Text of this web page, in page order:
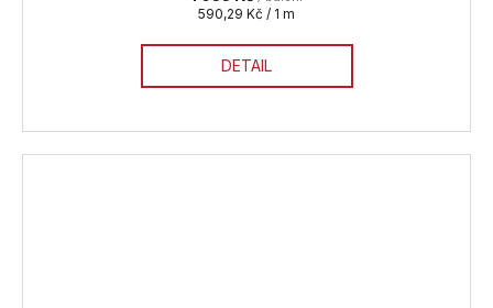
Měrná
590,29 Kč / 1 m
DETAIL